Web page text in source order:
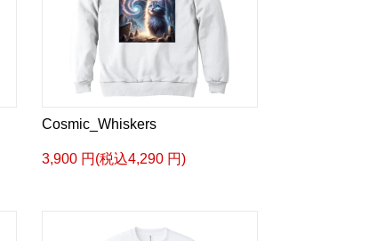
Cosmic_Whiskers
3,900 円(税込4,290 円)